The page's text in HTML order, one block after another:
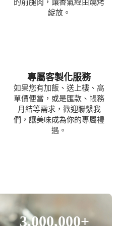
的前腿肉，讓香氣經由燒烤
綻放。
專屬客製化服務
如果您有加飯、送上樓、 高
單價便當，或是匯款、帳務
月結等需求，歡迎聯繫我
們，讓美味成為你的專屬禮
遇。
3,000,000+